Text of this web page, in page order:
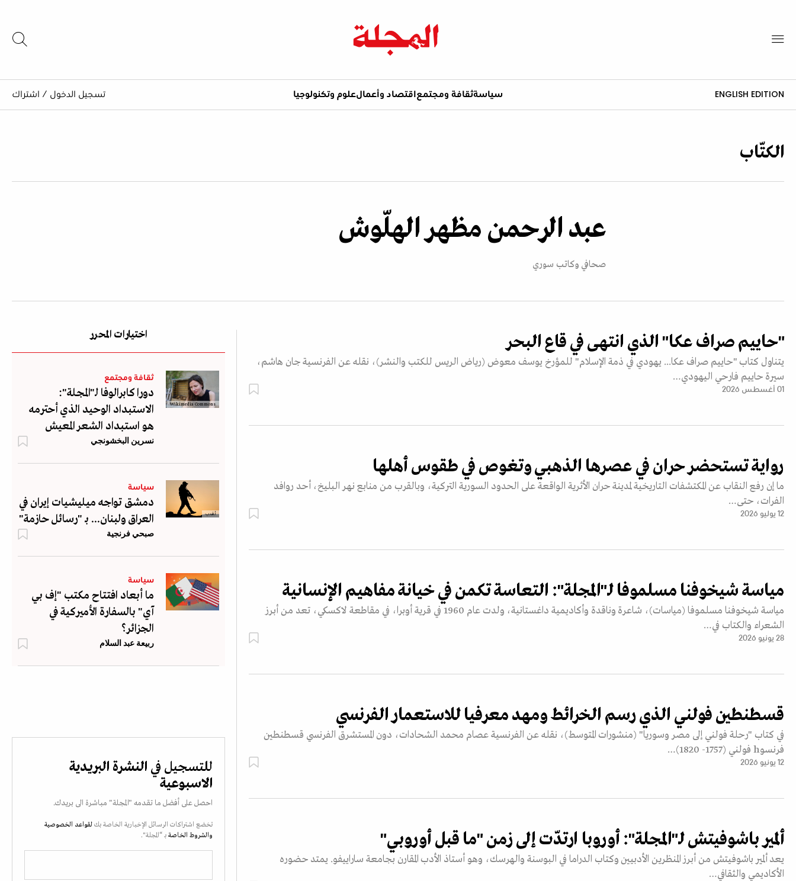
ENGLISH EDITION سياسةثقافة ومجتمع اقتصاد وأعمالعلوم وتكنولوجيا تسجيل الدخول / اشتراك
الكتّاب
عبد الرحمن مظهر الهلّوش
صحافي وكاتب سوري
"حاييم صراف عكا" الذي انتهى في قاع البحر
يتناول كتاب "حاييم صراف عكا... يهودي في ذمة الإسلام" للمؤرخ يوسف معوض (رياض الريس للكتب والنشر)، نقله عن الفرنسية جان هاشم،
سيرة حاييم فارحي اليهودي…
01 أغسطس 2026
رواية تستحضر حران في عصرها الذهبي وتغوص في طقوس أهلها
ما إن رفع النقاب عن المكتشفات التاريخية لمدينة حران الأثرية الواقعة على الحدود السورية التركية، وبالقرب من منابع نهر البليخ، أحد روافد
الفرات، حتى…
12 يوليو 2026
مياسة شيخوفنا مسلموفا لـ"المجلة": التعاسة تكمن في خيانة مفاهيم الإنسانية
مياسة شيخوفنا مسلموفا (مياسات)، شاعرة وناقدة وأكاديمية داغستانية، ولدت عام 1960 في قرية أوبرا، في مقاطعة لاكسكي، تعد من أبرز
الشعراء والكتاب في…
28 يونيو 2026
قسطنطين فولني الذي رسم الخرائط ومهد معرفيا للاستعمار الفرنسي
في كتاب "رحلة فولني إلى مصر وسوريا" (منشورات المتوسط)، نقله عن الفرنسية عصام محمد الشحادات، دون المستشرق الفرنسي قسطنطين
فرنسوh فولني (1757- 1820)…
12 يونيو 2026
ألمير باشوفيتش لـ"المجلة": أوروبا ارتدّت إلى زمن "ما قبل أوروبي"
يعد ألمير باشوفيتش من أبرز المنظرين الأدبيين وكتاب الدراما في البوسنة والهرسك، وهو أستاذ الأدب المقارن بجامعة ساراييفو. يمتد حضوره
الأكاديمي والثقافي…
اختيارات المحرر
Wikimedia Commons
ثقافة ومجتمع
دورا كابرالوفا لـ"المجلة":
الاستبداد الوحيد الذي أحترمه
هو استبداد الشعر المعيش
نسرين البخشونجي
أ.ف.ب
سياسة
دمشق تواجه ميليشيات إيران في
العراق ولبنان... بـ "رسائل حازمة"
صبحي فرنجية
سياسة
ما أبعاد افتتاح مكتب "إف بي
آي" بالسفارة الأميركية في
الجزائر؟
ربيعة عبد السلام
للتسجيل في النشرة البريدية
الاسبوعية
احصل على أفضل ما تقدمه "المجلة" مباشرة الى بريدك.
تخضع اشتراكات الرسائل الإخبارية الخاصة بك لقواعد الخصوصية
والشروط الخاصة بـ “المجلة".